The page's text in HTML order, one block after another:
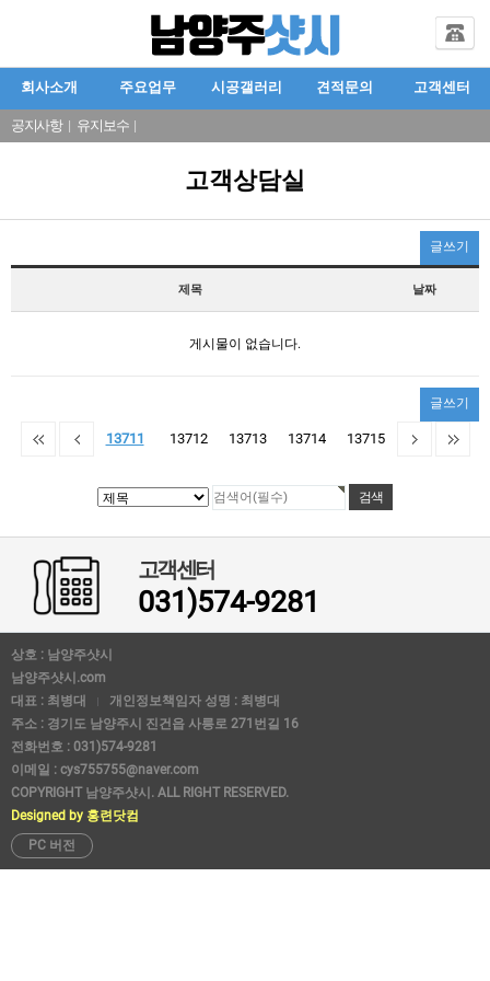
회사소개 주요업무 시공갤러리 견적문의 고객센터
공지사항| 유지보수|
고객상담실
글쓰기
제목 날짜
게시물이 없습니다.
글쓰기
13711 13712 13713 13714 13715
고객센터
031)574-9281
상호 : 남양주샷시
남양주샷시.com
대표 : 최병대
개인정보책임자 성명 : 최병대
주소 : 경기도 남양주시 진건읍 사릉로 271번길 16
전화번호 : 031)574-9281
이메일 : cys755755@naver.com
COPYRIGHT 남양주샷시. ALL RIGHT RESERVED.
Designed by 홍련닷컴
PC 버전